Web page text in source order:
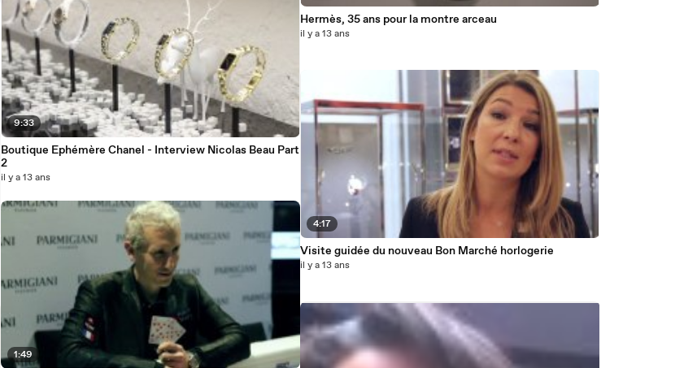
9:33
Boutique Ephémère Chanel - Interview Nicolas Beau Part
2
il y a 13 ans
1:49
Hermès, 35 ans pour la montre arceau
il y a 13 ans
4:17
Visite guidée du nouveau Bon Marché horlogerie
il y a 13 ans